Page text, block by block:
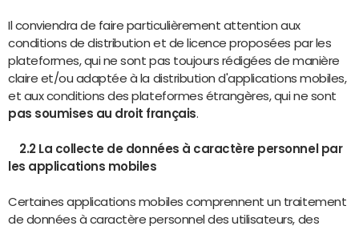
Il conviendra de faire particulièrement attention aux
conditions de distribution et de licence proposées par les
plateformes, qui ne sont pas toujours rédigées de manière
claire et/ou adaptée à la distribution d'applications mobiles,
et aux conditions des plateformes étrangères, qui ne sont
pas soumises au droit français.
2.2 La collecte de données à caractère personnel par
les applications mobiles
Certaines applications mobiles comprennent un traitement
de données à caractère personnel des utilisateurs, des